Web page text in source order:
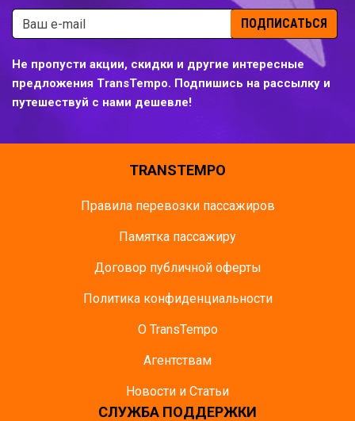
ПОДПИСАТЬСЯ
Не пропусти акции, скидки и другие интересные
предложения TransTempo. Подпишись на рассылку и
путешествуй с нами дешевле!
TRANSTEMPO
Правила перевозки пассажиров
Памятка пасcажиру
Договор публичной оферты
Политика конфиденциальности
О TransTempo
Агентствам
Новости и Статьи
СЛУЖБА ПОДДЕРЖКИ